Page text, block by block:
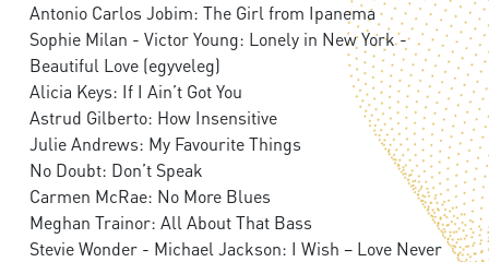
Antonio Carlos Jobim: The Girl from Ipanema
Sophie Milan - Victor Young: Lonely in New York -
Beautiful Love (egyveleg)
Alicia Keys: If I Ain’t Got You
Astrud Gilberto: How Insensitive
Julie Andrews: My Favourite Things
No Doubt: Don’t Speak
Carmen McRae: No More Blues
Meghan Trainor: All About That Bass
Stevie Wonder - Michael Jackson: I Wish – Love Never